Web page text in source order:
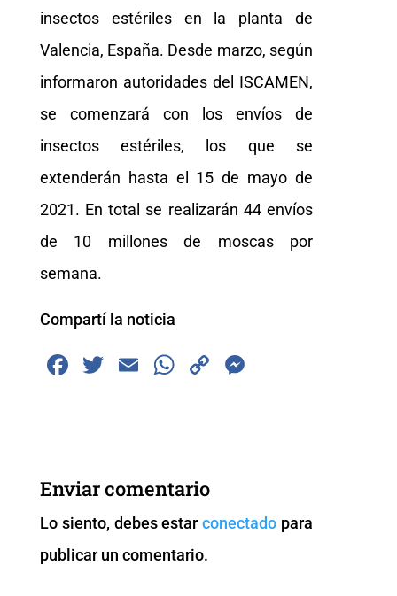
insectos estériles en la planta de
Valencia, España. Desde marzo, según
informaron autoridades del ISCAMEN,
se comenzará con los envíos de
insectos estériles, los que se
extenderán hasta el 15 de mayo de
2021. En total se realizarán 44 envíos
de 10 millones de moscas por
semana.
Compartí la noticia
F
b
o
o
k
T
E
W
A
p
p
C
k
er
Enviar comentario
Lo siento, debes estarconectado para
publicar un comentario.